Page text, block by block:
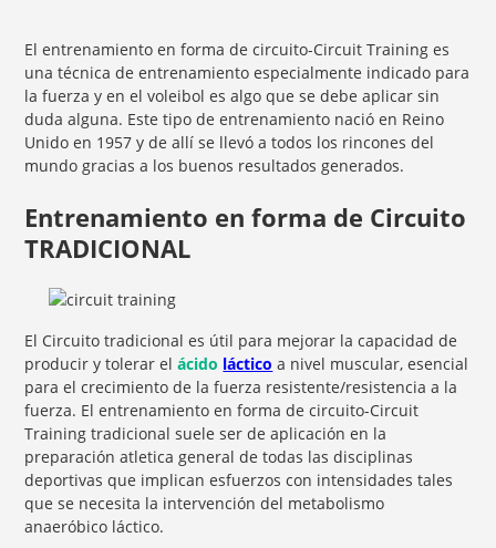
El entrenamiento en forma de circuito-Circuit Training es
una técnica de entrenamiento especialmente indicado para
la fuerza y en el voleibol es algo que se debe aplicar sin
duda alguna. Este tipo de entrenamiento nació en Reino
Unido en 1957 y de allí se llevó a todos los rincones del
mundo gracias a los buenos resultados generados.
Entrenamiento en forma de Circuito
TRADICIONAL
El Circuito tradicional es útil para mejorar la capacidad de
producir y tolerar elácido láctico a nivel muscular, esencial
para el crecimiento de la fuerza resistente/resistencia a la
fuerza. El entrenamiento en forma de circuito-Circuit
Training tradicional suele ser de aplicación en la
preparación atletica general de todas las disciplinas
deportivas que implican esfuerzos con intensidades tales
que se necesita la intervención del metabolismo
anaeróbico láctico.